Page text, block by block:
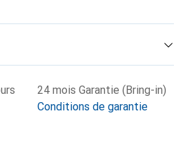
24 mois Garantie (Bring-in)
Conditions de garantie